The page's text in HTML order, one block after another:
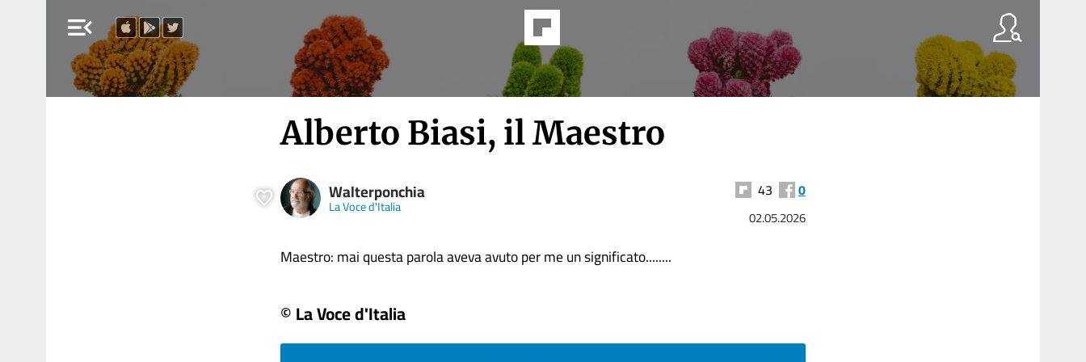
menu_open
Alberto Biasi, il Maestro
Walterponchia
La Voce d'Italia
43 0
02.05.2026
Maestro: mai questa parola aveva avuto per me un significato........
© La Voce d'Italia